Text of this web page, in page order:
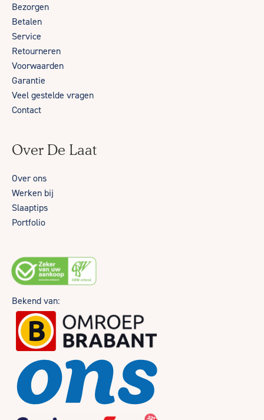
Bezorgen
Betalen
Service
Retourneren
Voorwaarden
Garantie
Veel gestelde vragen
Contact
Over De Laat
Over ons
Werken bij
Slaaptips
Portfolio
Bekend van: